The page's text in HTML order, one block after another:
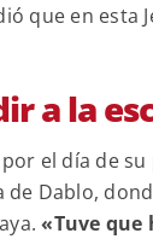
que en esta
a la
el día de
Dablo,
«Tuve que